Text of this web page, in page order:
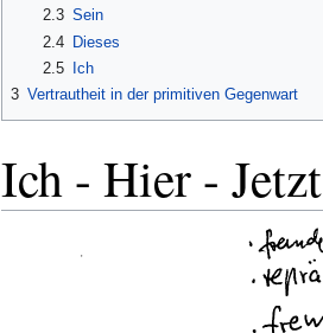
2.3 Sein
2.4
Dieses
2.5
Ich
3 Vertrautheit in der primitiven Gegenwart
Ich - Hier - Jetzt